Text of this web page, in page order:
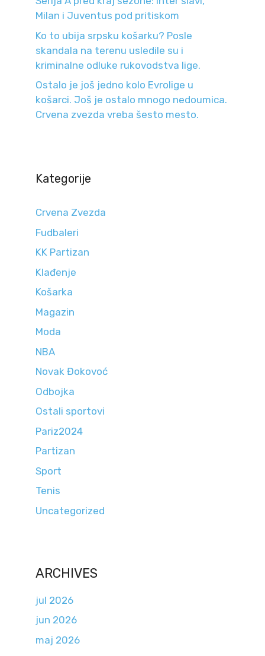
Milan i Juventus pod pritiskom
Ko to ubija srpsku košarku? Posle
skandala na terenu usledile su i
kriminalne odluke rukovodstva lige.
Ostalo je još jedno kolo Evrolige u
košarci. Još je ostalo mnogo nedoumica.
Crvena zvezda vreba šesto mesto.
Kategorije
Crvena Zvezda
Fudbaleri
KK Partizan
Klađenje
Košarka
Magazin
Moda
NBA
Novak Đokovoć
Odbojka
Ostali sportovi
Pariz2024
Partizan
Sport
Tenis
Uncategorized
ARCHIVES
jul 2026
jun 2026
maj 2026